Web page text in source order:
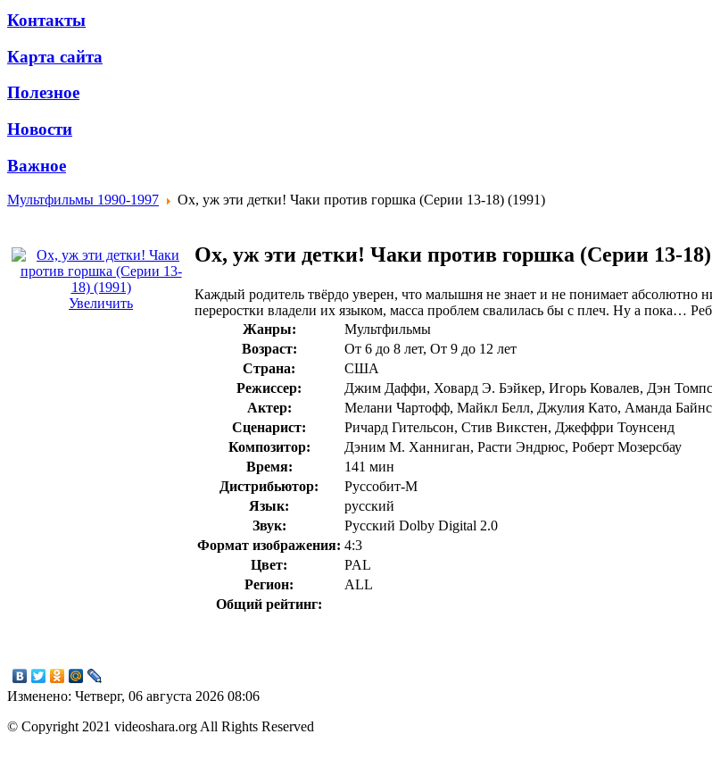
Контакты
Карта сайта
Полезное
Новости
Важное
Мультфильмы 1990-1997 Ох, уж эти детки! Чаки против горшка (Серии 13-18) (1991)
Увеличить
Ох, уж эти детки! Чаки против горшка (Серии 13-18)
Каждый родитель твёрдо уверен, что малышня не знает и не понимает абсолютно
переростки владели их языком, масса проблем свалилась бы с плеч. Ну а пока…
Жанры:
Мультфильмы
Возраст:
От 6 до 8 лет, От 9 до 12 лет
Страна:
США
Режиссер:
Джим Даффи, Ховард Э. Бэйкер, Игорь Ковалев, Дэн
Актер:
Мелани Чартофф, Майкл Белл, Джулия Като, Аманда
Сценарист:
Ричард Гительсон, Стив Викстен, Джеффри Тоунсенд
Композитор:
Дэним М. Ханниган, Расти Эндрюс, Роберт Мозерсбау
Время:
141 мин
Дистрибьютор:
Руссобит-М
Язык:
русский
Звук:
Русский Dolby Digital 2.0
Формат изображения: 4:3
Цвет:
PAL
Регион:
ALL
Общий рейтинг:
Изменено: Четверг, 06 августа 2026 08:06
© Copyright 2021 videoshara.org All Rights Reserved